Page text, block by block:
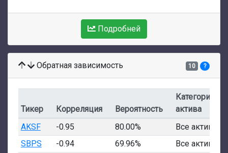
Подробней
Обратная зависимость 10 ?
Тикер Корреляция Вероятность
Категория
актива
AKSF
-0.95 80.00%
Все активы
SBPS
-0.94 69.96%
Все активы